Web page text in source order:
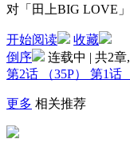
对「田上BIG LOVE
开始阅读
收藏
倒序
连载中 | 共2章
第2话
（35P） 第1话
更多 相关推荐